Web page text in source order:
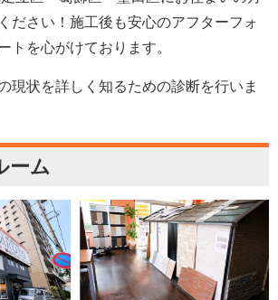
ださい！施工後も安心のアフターフォ
トを心がけております。
現状を詳しく知るための診断を行いま
ーム